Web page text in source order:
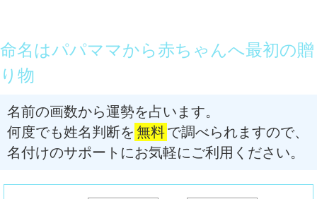
命名はパパママから赤ちゃんへ最初の贈
り物
名前の画数から運勢を占います。
何度でも姓名判断を 無料で調べられますので、
名付けのサポートにお気軽にご利用ください。